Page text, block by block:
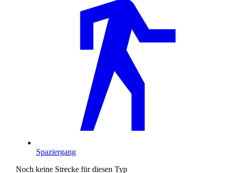
Spaziergang
Noch keine Strecke für diesen Typ